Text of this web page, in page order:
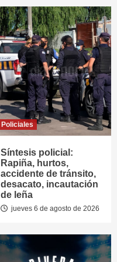
Policiales
Síntesis policial:
Rapiña, hurtos,
accidente de tránsito,
desacato, incautación
de leña
jueves 6 de agosto de 2026